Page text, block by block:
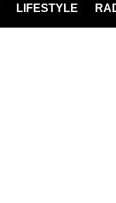
LIFESTYLE